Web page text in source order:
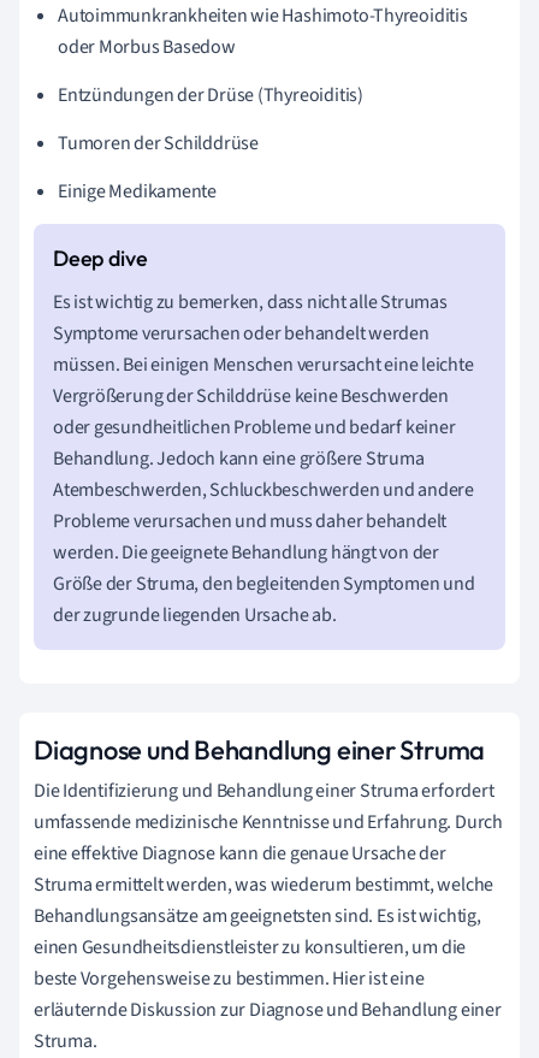
Autoimmunkrankheiten wie Hashimoto-Thyreoiditis
oder Morbus Basedow
Entzündungen der Drüse (Thyreoiditis)
Tumoren der Schilddrüse
Einige Medikamente
Es ist wichtig zu bemerken, dass nicht alle Strumas
Symptome verursachen oder behandelt werden
müssen. Bei einigen Menschen verursacht eine leichte
Vergrößerung der Schilddrüse keine Beschwerden
oder gesundheitlichen Probleme und bedarf keiner
Behandlung. Jedoch kann eine größere Struma
Atembeschwerden, Schluckbeschwerden und andere
Probleme verursachen und muss daher behandelt
werden. Die geeignete Behandlung hängt von der
Größe der Struma, den begleitenden Symptomen und
der zugrunde liegenden Ursache ab.
Diagnose und Behandlung einer Struma
Die Identifizierung und Behandlung einer Struma erfordert
umfassende medizinische Kenntnisse und Erfahrung. Durch
eine effektive Diagnose kann die genaue Ursache der
Struma ermittelt werden, was wiederum bestimmt, welche
Behandlungsansätze am geeignetsten sind. Es ist wichtig,
einen Gesundheitsdienstleister zu konsultieren, um die
beste Vorgehensweise zu bestimmen. Hier ist eine
erläuternde Diskussion zur Diagnose und Behandlung einer
Struma.